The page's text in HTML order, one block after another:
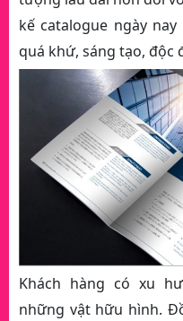
kế catalogue ngày
quá khứ, sáng tạo, độc
Khách hàng có xu
những vật hữu hình.